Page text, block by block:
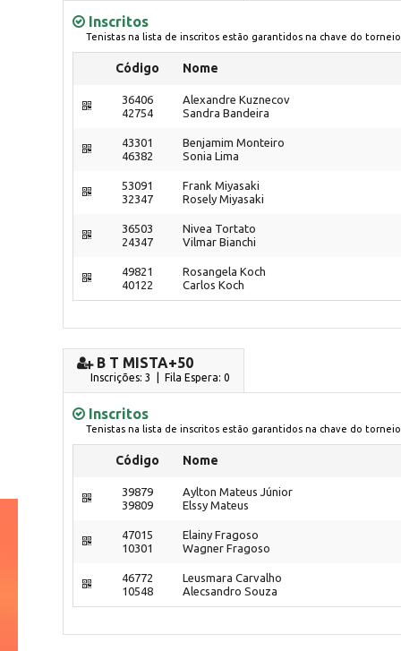
Inscritos
Tenistas na lista de inscritos estão garantidos na chave do torneio
Código Nome
36406
42754
Alexandre Kuznecov
Sandra Bandeira
43301
46382
Benjamim Monteiro
Sonia Lima
53091
32347
Frank Miyasaki
Rosely Miyasaki
36503
24347
Nivea Tortato
Vilmar Bianchi
49821
40122
Rosangela Koch
Carlos Koch
B T MISTA+50
Inscrições: 3 | Fila Espera: 0
Inscritos
Tenistas na lista de inscritos estão garantidos na chave do torneio
Código Nome
39879
39809
Aylton Mateus Júnior
Elssy Mateus
47015
10301
Elainy Fragoso
Wagner Fragoso
46772
10548
Leusmara Carvalho
Alecsandro Souza